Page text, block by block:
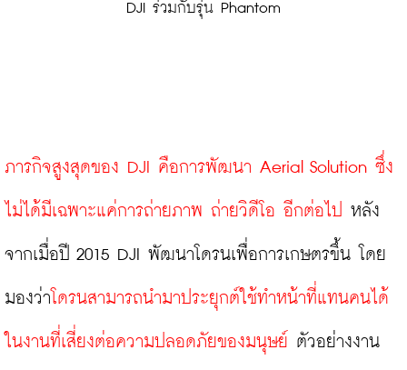
DJI ร่วมกับรุ่น Phantom
ภารกิจสูงสุดของ DJI คือการพัฒนา Aerial Solution ซึ่ง
ไม่ได้มีเฉพาะแค่การถ่ายภาพ ถ่ายวิดีโอ อีกต่อไป หลัง
จากเมื่อปี 2015 DJI พัฒนาโดรนเพื่อการเกษตรขึ้น โดย
มองว่าโดรนสามารถนำมาประยุกต์ใช้ทำหน้าที่แทนคนได้
ในงานที่เสี่ยงต่อความปลอดภัยของมนุษย์ ตัวอย่างงาน